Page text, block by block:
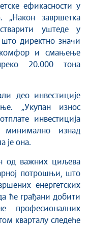
ефикасности у
завршетка
уштеде у
директно значи
и смањење
20.000 тона
део инвестиције
„Укупан износ
инвестиција
изнад
је она.
од важних циљева
потрошњи, што
енергетских
ће грађани добити
професионалних
кварталу следеће